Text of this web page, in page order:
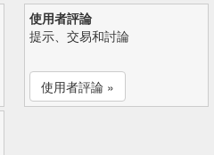
使用者評論
提示、交易和討論
使用者評論 »